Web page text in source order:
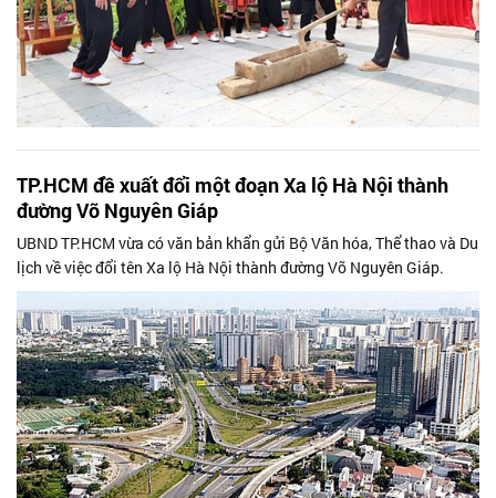
TP.HCM đề xuất đổi một đoạn Xa lộ Hà Nội thành
đường Võ Nguyên Giáp
UBND TP.HCM vừa có văn bản khẩn gửi Bộ Văn hóa, Thể thao và Du
lịch về việc đổi tên Xa lộ Hà Nội thành đường Võ Nguyên Giáp.